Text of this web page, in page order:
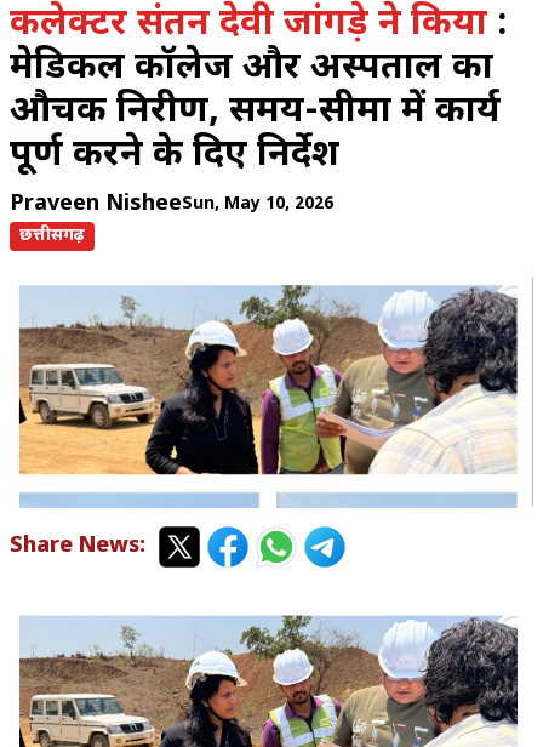
कलेक्टर संतन देवी जांगड़े ने किया :
मेडिकल कॉलेज और अस्पताल का
औचक निरीक्षण, समय-सीमा में कार्य
पूर्ण करने के दिए निर्देश
Praveen NisheeSun, May 10, 2026
छत्तीसगढ़
Share News: